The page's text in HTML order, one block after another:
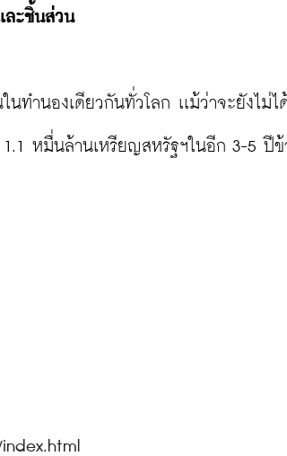
ละชิ้นส่วน
ทำนองเดียวกันทั่วโลก เเม้ว่าจะยังไม่ไ
1.1 หมื่นล้านเหรียญสหรัฐฯในอีก 3-5 ปีข้